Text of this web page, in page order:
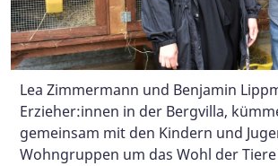
Lea Zimmermann und Benjamin
Erzieher:innen in der Bergvilla,
gemeinsam mit den Kindern und
Wohngruppen um das Wohl der Tiere
Vor wenigen Wochen war es wieder
Kaninchen-Nachwuchs erblickte das
"Bergvilla-Welt".
Foto: ASB RV Barnim e.V. / DHA
Im Jahr 2022 waren die
mehrmals erfolgreich
Landesmeister in der Bewertung des
Zuchtjahres ihrer Rasse „Kleinsilber